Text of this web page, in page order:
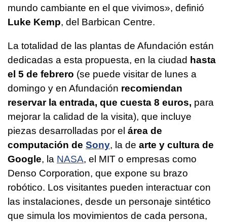
mundo cambiante en el que vivimos», definió
Luke Kemp, del Barbican Centre.
La totalidad de las plantas de Afundación están
dedicadas a esta propuesta, en la ciudad hasta
el 5 de febrero (se puede visitar de lunes a
domingo y en Afundación recomiendan
reservar la entrada, que cuesta 8 euros, para
mejorar la calidad de la visita), que incluye
piezas desarrolladas por el área de
computación de Sony, la de arte y cultura de
Google, la NASA, el MIT o empresas como
Denso Corporation, que expone su brazo
robótico. Los visitantes pueden interactuar con
las instalaciones, desde un personaje sintético
que simula los movimientos de cada persona,